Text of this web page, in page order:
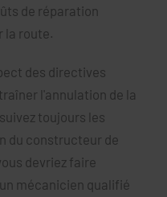
de réparation
la route.
des directives
l'annulation de la
toujours les
du constructeur de
devriez faire
mécanicien qualifié